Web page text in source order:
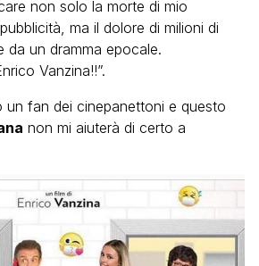
non solo la morte di mio
ma il dolore di milioni di
da un dramma epocale.
Vanzina!!”.
un fan dei cinepanettoni e questo
non mi aiuterà di certo a